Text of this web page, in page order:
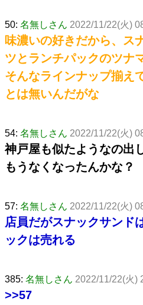
50: 名無しさん 2022/11/22(火)
味濃いの好きだから、ス
ツとランチパックのツナ
そんなラインナップ揃え
とは無いんだがな
54: 名無しさん 2022/11/22(火)
神戸屋も似たようなの出
もうなくなったんかな？
57: 名無しさん 2022/11/22(火)
店員だがスナックサン
ックは売れる
385: 名無しさん 2022/11/22(火)
>>57